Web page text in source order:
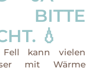
💧
Fell kann vielen
mit Wärme